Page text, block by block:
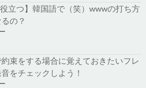
役立つ】韓国語で（笑）wwwの打ち方
の？
束をする場合に覚えておきたいフレ
をチェックしよう！